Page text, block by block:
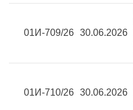
01И-709/26 30.06.2026
01И-710/26 30.06.2026